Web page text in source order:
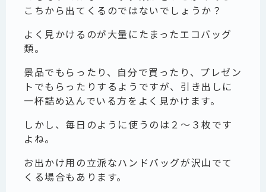
こちから出てくるのではないでしょうか？
よく見かけるのが大量にたまったエコバッグ
類。
景品でもらったり、自分で買ったり、プレゼン
トでもらったりするようですが、引き出しに
一杯詰め込んでいる方をよく見かけます。
しかし、毎日のように使うのは２～３枚です
よね。
お出かけ用の立派なハンドバッグが沢山でて
くる場合もあります。